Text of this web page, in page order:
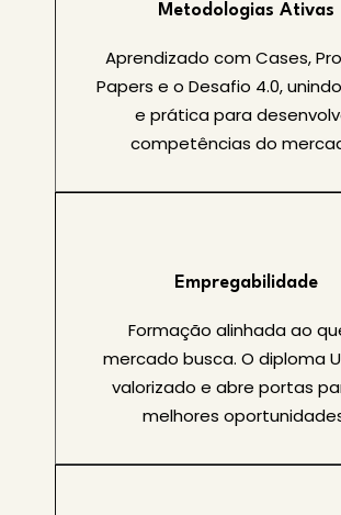
Metodologias Ativas
Aprendizado com Cases,
Papers e o Desafio 4.0,
e prática para
competências do
Empregabilidade
Formação alinhada ao
mercado busca. O diploma
valorizado e abre portas
melhores